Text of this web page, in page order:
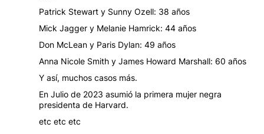
Patrick Stewart y Sunny Ozell: 38 años
Mick Jagger y Melanie Hamrick: 44 años
Don McLean y Paris Dylan: 49 años
Anna Nicole Smith y James Howard Marshall: 60 años
Y así, muchos casos más.
En Julio de 2023 asumió la primera mujer negra
presidenta de Harvard.
etc etc etc